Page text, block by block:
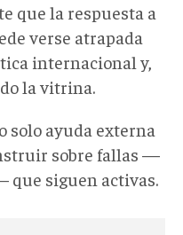
que la respuesta a
verse atrapada
internacional y,
la vitrina.
solo ayuda externa
sobre fallas —
que siguen activas.